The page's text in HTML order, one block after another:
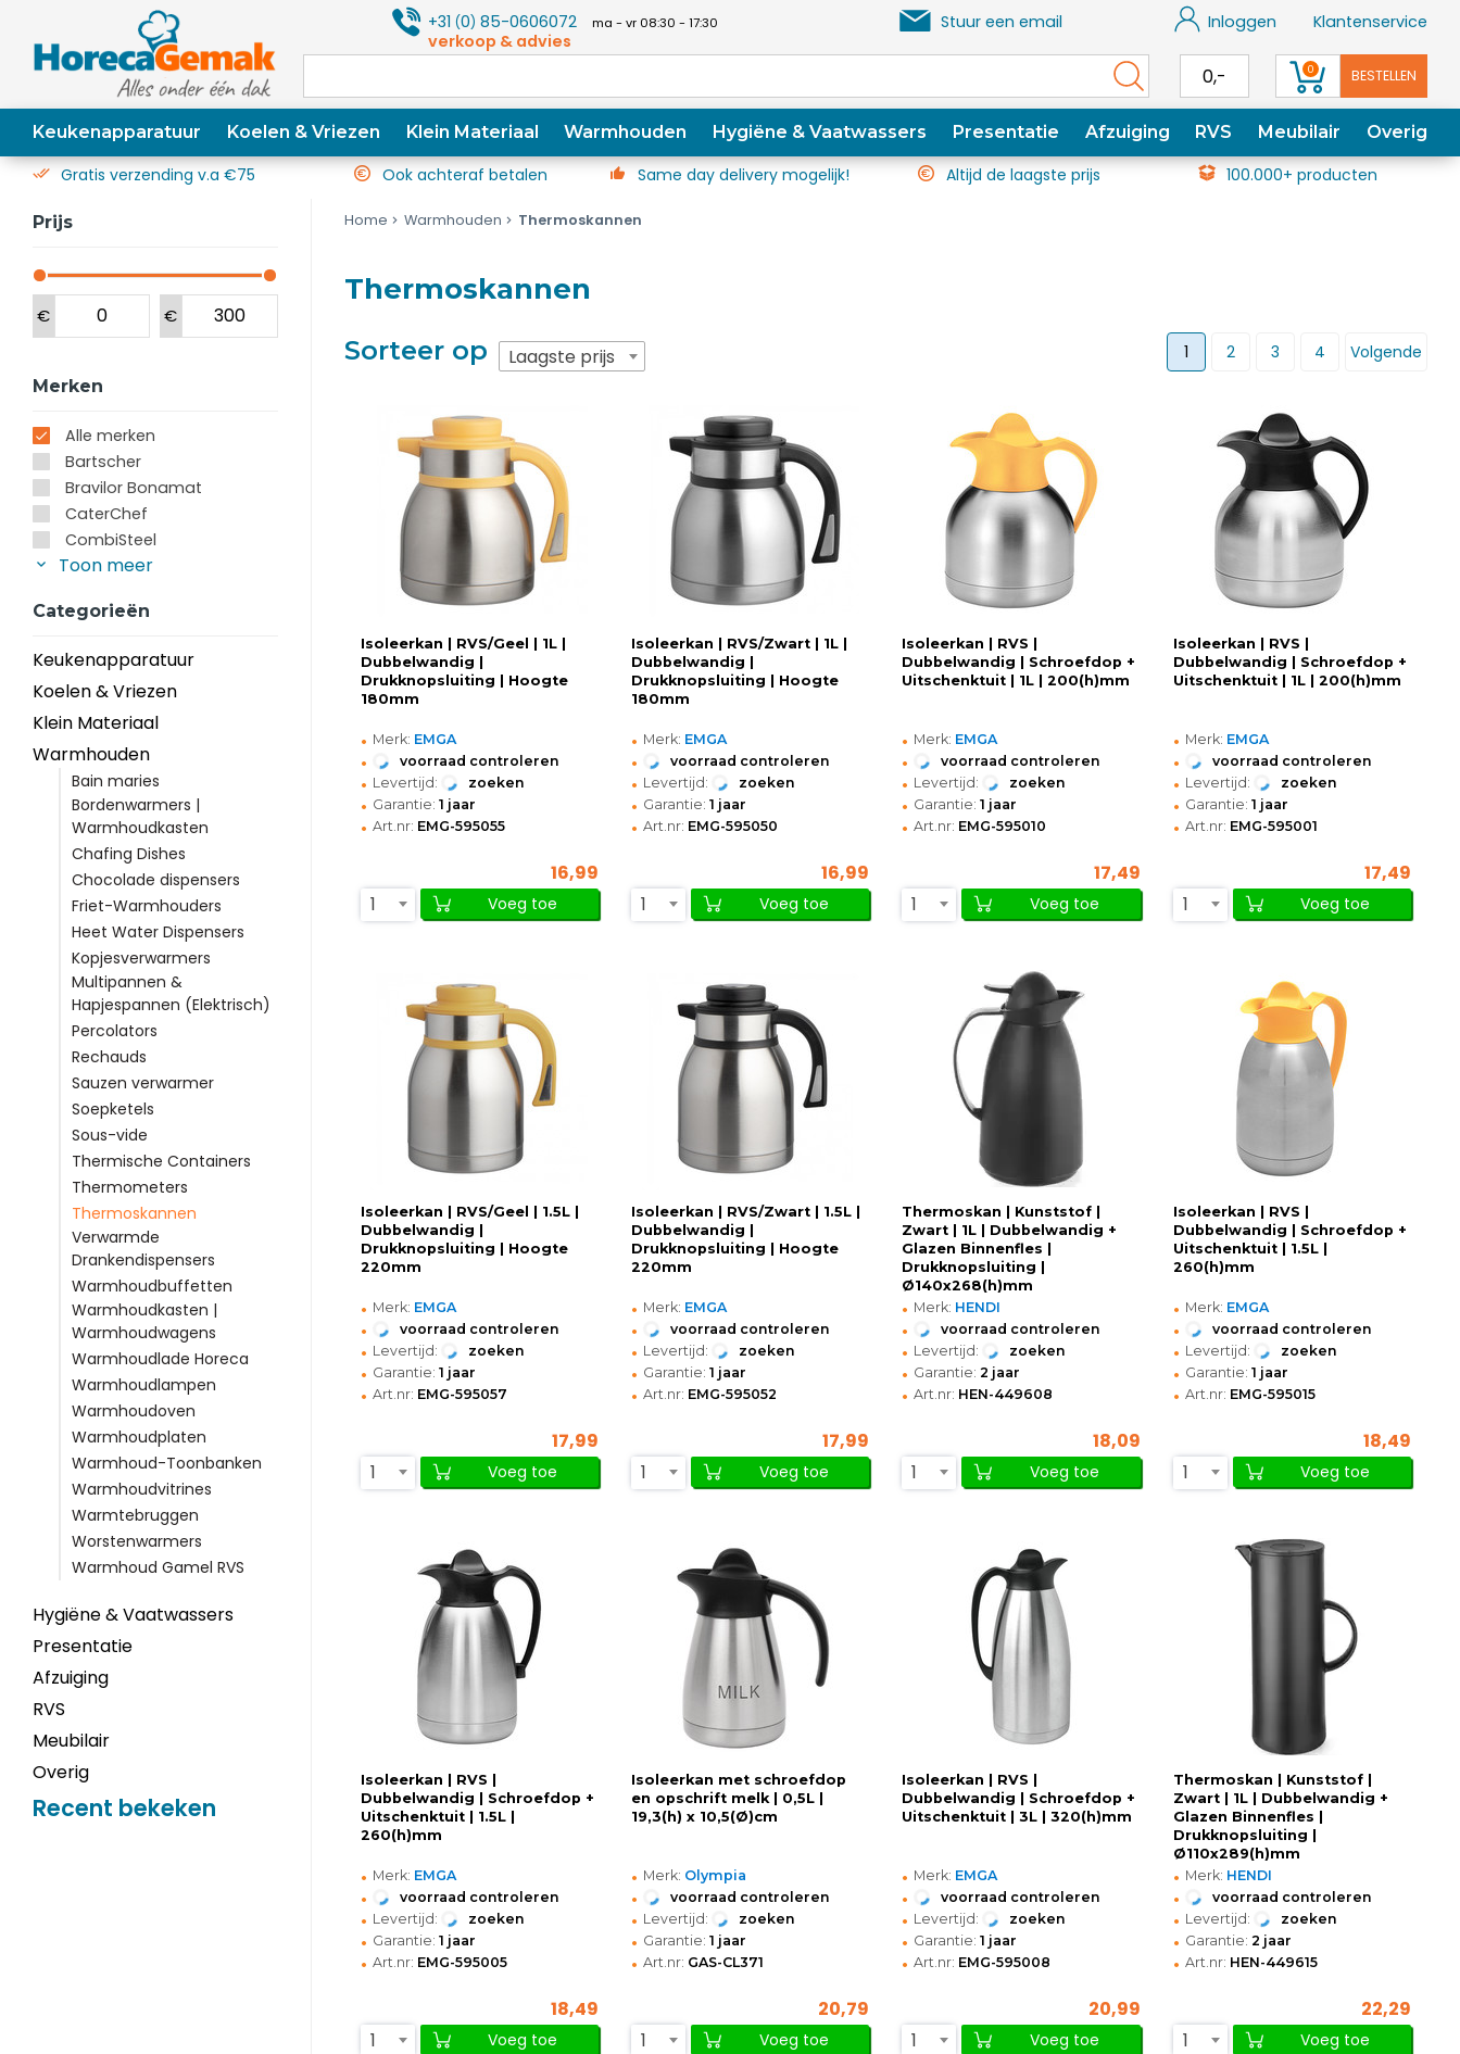
+31(0) 85-0606072 ma - vr 08:30 - 17:30
verkoop & advies
Stuur een email Inloggen Klantenservice
0,- 0 BESTELLEN
Keukenapparatuur Koelen & Vriezen Klein Materiaal Warmhouden Hygiëne & Vaatwassers Presentatie Afzuiging RVS Meubilair Overig
Gratis verzending v.a €75 Ook achteraf betalen Same day delivery mogelijk! Altijd de laagste prijs 100.000+ producten
Prijs
€ €
Merken
Alle merken
Bartscher
Bravilor Bonamat
CaterChef
CombiSteel
Toon meer
Categorieën
Keukenapparatuur
Koelen & Vriezen
Klein Materiaal
Warmhouden
Bain maries
Bordenwarmers |
Warmhoudkasten
Chafing Dishes
Chocolade dispensers
Friet-Warmhouders
Heet Water Dispensers
Kopjesverwarmers
Multipannen &
Hapjespannen (Elektrisch)
Percolators
Rechauds
Sauzen verwarmer
Soepketels
Sous-vide
Thermische Containers
Thermometers
Thermoskannen
Verwarmde
Drankendispensers
Warmhoudbuffetten
Warmhoudkasten |
Warmhoudwagens
Warmhoudlade Horeca
Warmhoudlampen
Warmhoudoven
Warmhoudplaten
Warmhoud-Toonbanken
Warmhoudvitrines
Warmtebruggen
Worstenwarmers
Warmhoud Gamel RVS
Hygiëne & Vaatwassers
Presentatie
Afzuiging
RVS
Meubilair
Overig
Recent bekeken
Home Warmhouden Thermoskannen
Thermoskannen
Sorteer op Laagste prijs 1 2 3 4 Volgende
Isoleerkan | RVS/Geel | 1L |
Dubbelwandig |
Drukknopsluiting | Hoogte
180mm
• Merk: EMGA
• voorraad controleren
• Levertijd: zoeken
• Garantie: 1 jaar
• Art.nr: EMG-595055
16,99
1
Voeg toe
Isoleerkan | RVS/Zwart | 1L |
Dubbelwandig |
Drukknopsluiting | Hoogte
180mm
• Merk: EMGA
• voorraad controleren
• Levertijd: zoeken
• Garantie: 1 jaar
• Art.nr: EMG-595050
16,99
1
Voeg toe
Isoleerkan | RVS |
Dubbelwandig | Schroefdop +
Uitschenktuit | 1L | 200(h)mm
• Merk: EMGA
• voorraad controleren
• Levertijd: zoeken
• Garantie: 1 jaar
• Art.nr: EMG-595010
17,49
1
Voeg toe
Isoleerkan | RVS |
Dubbelwandig | Schroefdop +
Uitschenktuit | 1L | 200(h)mm
• Merk: EMGA
• voorraad controleren
• Levertijd: zoeken
• Garantie: 1 jaar
• Art.nr: EMG-595001
17,49
1
Voeg toe
Isoleerkan | RVS/Geel | 1.5L |
Dubbelwandig |
Drukknopsluiting | Hoogte
220mm
• Merk: EMGA
• voorraad controleren
• Levertijd: zoeken
• Garantie: 1 jaar
• Art.nr: EMG-595057
17,99
1
Voeg toe
Isoleerkan | RVS/Zwart | 1.5L |
Dubbelwandig |
Drukknopsluiting | Hoogte
220mm
• Merk: EMGA
• voorraad controleren
• Levertijd: zoeken
• Garantie: 1 jaar
• Art.nr: EMG-595052
17,99
1
Voeg toe
Thermoskan | Kunststof |
Zwart | 1L | Dubbelwandig +
Glazen Binnenfles |
Drukknopsluiting |
Ø140x268(h)mm
• Merk: HENDI
• voorraad controleren
• Levertijd: zoeken
• Garantie: 2 jaar
• Art.nr: HEN-449608
18,09
1
Voeg toe
Isoleerkan | RVS |
Dubbelwandig | Schroefdop +
Uitschenktuit | 1.5L |
260(h)mm
• Merk: EMGA
• voorraad controleren
• Levertijd: zoeken
• Garantie: 1 jaar
• Art.nr: EMG-595015
18,49
1
Voeg toe
Isoleerkan | RVS |
Dubbelwandig | Schroefdop +
Uitschenktuit | 1.5L |
260(h)mm
• Merk: EMGA
• voorraad controleren
• Levertijd: zoeken
• Garantie: 1 jaar
• Art.nr: EMG-595005
18,49
1
Voeg toe
Isoleerkan met schroefdop
en opschrift melk | 0,5L |
19,3(h) x 10,5(Ø)cm
• Merk: Olympia
• voorraad controleren
• Levertijd: zoeken
• Garantie: 1 jaar
• Art.nr: GAS-CL371
20,79
1
Voeg toe
Isoleerkan | RVS |
Dubbelwandig | Schroefdop +
Uitschenktuit | 3L | 320(h)mm
• Merk: EMGA
• voorraad controleren
• Levertijd: zoeken
• Garantie: 1 jaar
• Art.nr: EMG-595008
20,99
1
Voeg toe
Thermoskan | Kunststof |
Zwart | 1L | Dubbelwandig +
Glazen Binnenfles |
Drukknopsluiting |
Ø110x289(h)mm
• Merk: HENDI
• voorraad controleren
• Levertijd: zoeken
• Garantie: 2 jaar
• Art.nr: HEN-449615
22,29
1
Voeg toe